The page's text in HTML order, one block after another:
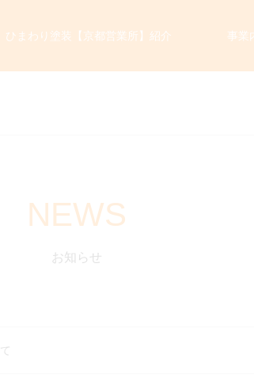
ひまわり塗装【京都営業所】紹介 事業
NEWS
お知らせ